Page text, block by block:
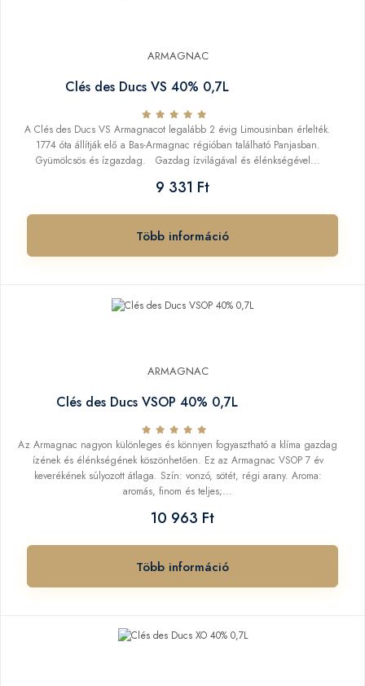
ARMAGNAC
Clés des Ducs VS 40% 0,7L
A Clés des Ducs VS Armagnacot legalább 2 évig Limousinban érlelték.
1774 óta állítják elő a Bas-Armagnac régióban található Panjasban.
Gyümölcsös és ízgazdag. Gazdag ízvilágával és élénkségével...
9 331 Ft
Több információ
ARMAGNAC
Clés des Ducs VSOP 40% 0,7L
Az Armagnac nagyon különleges és könnyen fogyasztható a klíma gazdag
ízének és élénkségének köszönhetően. Ez az Armagnac VSOP 7 év
keverékének súlyozott átlaga. Szín: vonzó, sötét, régi arany. Aroma:
aromás, finom és teljes;...
10 963 Ft
Több információ